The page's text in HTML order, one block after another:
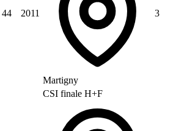
44 2011
Martigny
3
CSI finale H+F